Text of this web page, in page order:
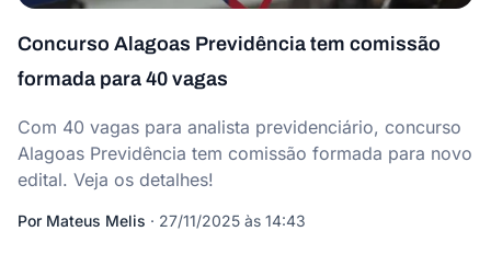
Concurso Alagoas Previdência tem comissão
formada para 40 vagas
Com 40 vagas para analista previdenciário, concurso
Alagoas Previdência tem comissão formada para novo
edital. Veja os detalhes!
Por Mateus Melis · 27/11/2025 às 14:43